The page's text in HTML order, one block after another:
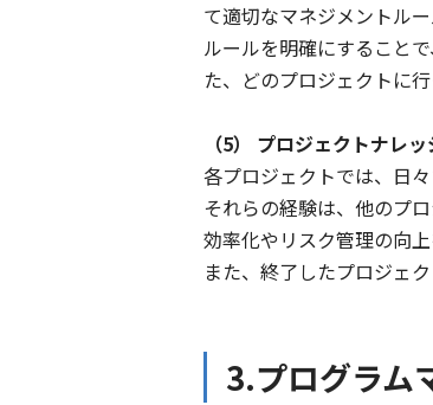
て適切なマネジメントル
ルールを明確にすること
た、どのプロジェクトに
（5） プロジェクトナ
各プロジェクトでは、日
それらの経験は、他のプ
効率化やリスク管理の向
また、終了したプロジェ
3.プログラム